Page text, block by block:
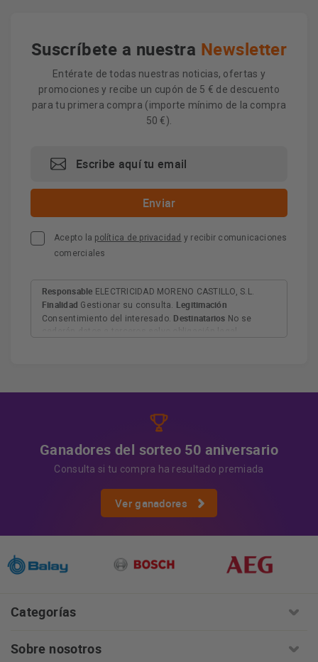
Suscríbete a nuestra Newsletter
Entérate de todas nuestras noticias, ofertas y
promociones y recibe un cupón de 5 € de descuento
para tu primera compra (importe mínimo de la compra
50 €).
Acepto la política de privacidad y recibir comunicaciones
comerciales
Responsable ELECTRICIDAD MORENO CASTILLO, S.L.
Finalidad Gestionar su consulta. Legitimación
Consentimiento del interesado. Destinatarios No se
Ganadores del sorteo 50 aniversario
Consulta si tu compra ha resultado premiada
Ver ganadores
Categorías
Sobre nosotros